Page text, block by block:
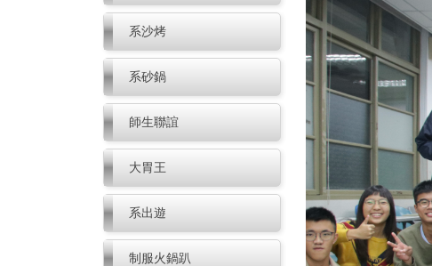
系沙烤
系砂鍋
師生聯誼
大胃王
系出遊
制服火鍋趴